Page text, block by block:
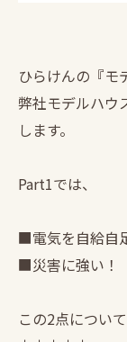
ひらけんの『モ
弊社モデルハウ
します。
Part1では、
■電気を自給自
■災害に強い！
この2点につい